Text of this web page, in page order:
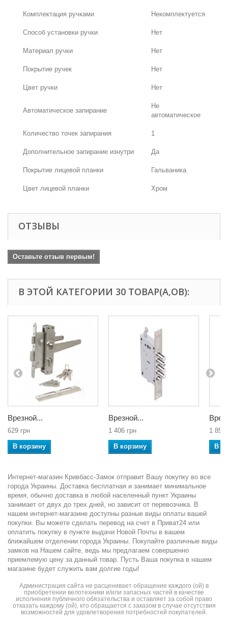
Комплектация ручками Некомплектуется
Способ установки ручки Нет
Материал ручки Нет
Покрытие ручек Нет
Цвет ручки Нет
Автоматическое запирание
Не
автоматическое
Количество точек запирания 1
Дополнительное запирание изнутри Да
Покрытие лицевой планки Гальваника
Цвет лицевой планки Хром
ОТЗЫВЫ
Оставьте отзыв первым!
В ЭТОЙ КАТЕГОРИИ 30 ТОВАР(А,ОВ):
Врезной...
629 грн
В корзину
Врезной...
1 406 грн
В корзину
1 850
В
Интернет-магазин Кривбасс-Замок отправит Вашу покупку во все
города Украины. Доставка бесплатная и занимает минимальное
время, обычно доставка в любой населенный пункт Украины
занимает от двух до трех дней, но зависит от перевозчика. В
нашем интернет-магазине доступны разные виды оплаты вашей
покупки. Вы можете сделать перевод на счет в Приват24 или
оплатить покупку в пункте выдачи Новой Почты в вашем
ближайшем отделении города Украины. Покупайте различные виды
замков на Нашем сайте, ведь мы предлагаем совершенно
приемлемую цену за данный товар. Пусть Ваша покупка в нашем
магазине будет служить вам долгие годы!
Администрация сайта не расценивает обращение каждого (ой) в
приобретении велотехники и/или запасных частей в качестве
исполнения публичного обязательства и оставляет за собой право
отказать каждому (ой), кто обращается с заказом в случае отсутствия
возможностей для удовлетворения потребностей покупателей.